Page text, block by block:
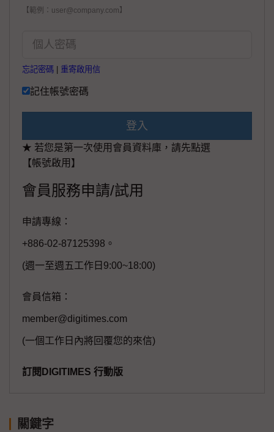
【範例：user@company.com】
忘記密碼 重寄啟用信
記住帳號密碼
登入
★ 若您是第一次使用會員資料庫，請先點選
【帳號啟用】
會員服務申請/試用
申請專線：
+886-02-87125398。
(週一至週五工作日9:00~18:00)
會員信箱：
member@digitimes.com
(一個工作日內將回覆您的來信)
訂閱DIGITIMES 行動版
關鍵字